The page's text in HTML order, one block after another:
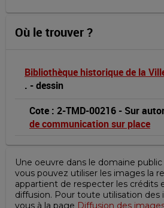
Où le trouver ?
Bibliothèque historique de la
. -dessin
Cote : 2-TMD-00216 - Sur
de communication sur place
Une oeuvre dans le domaine
vous pouvez utiliser les images la
appartient de respecter les crédits
diffusion. Pour toute utilisation des
vous à la page Diffusion des